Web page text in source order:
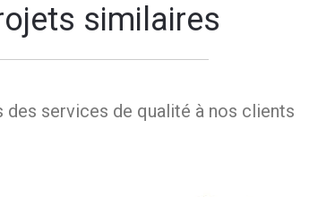
similaires
des services de qualité à nos clients